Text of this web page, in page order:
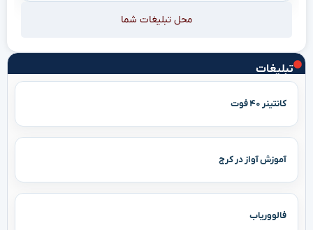
تبلیغات
کانتینر ۴۰ فوت
آموزش آواز در کرج
فالووریاب
محل تبلیغات شما